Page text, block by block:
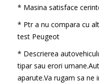
* Masina satisface
* Ptr a nu compara cu
test Peugeot
* Descrierea
tipar sau erori
aparute.Va rugam sa ne